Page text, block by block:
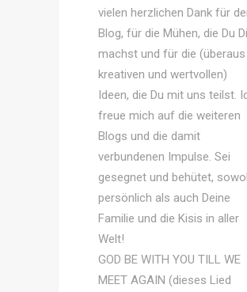
vielen herzlichen Dank für
Blog, für die Mühen, die Du
machst und für die (überaus
kreativen und wertvollen)
Ideen, die Du mit uns teilst.
freue mich auf die weiteren
Blogs und die damit
verbundenen Impulse. Sei
gesegnet und behütet,
persönlich als auch Deine
Familie und die Kisis in aller
Welt!
GOD BE WITH YOU TILL WE
MEET AGAIN (dieses Lied